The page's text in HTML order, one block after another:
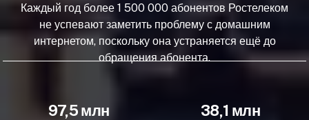
Каждый год более 1 500 000 абонентов Ростелеком
не успевают заметить проблему с домашним
интернетом, поскольку она устраняется ещё до
обращения абонента.
97,5 млн 38,1 млн